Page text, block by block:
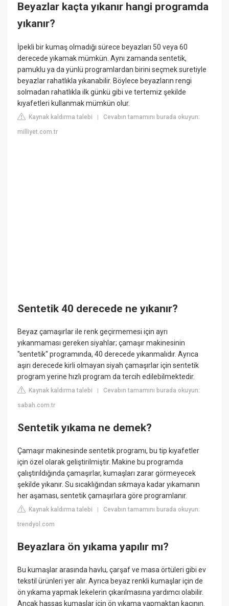
Beyazlar kaçta yıkanır hangi programda
yıkanır?
İpekli bir kumaş olmadığı sürece beyazları 50 veya 60
derecede yıkamak mümkün. Aynı zamanda sentetik,
pamuklu ya da yünlü programlardan birini seçmek suretiyle
beyazlar rahatlıkla yıkanabilir. Böylece beyazların rengi
solmadan rahatlıkla ilk günkü gibi ve tertemiz şekilde
kıyafetleri kullanmak mümkün olur.
Kaynak kaldırma talebi |Cevabın tamamını burada okuyun:
milliyet.com.tr
Sentetik 40 derecede ne yıkanır?
Beyaz çamaşırlar ile renk geçirmemesi için ayrı
yıkanmaması gereken siyahlar; çamaşır makinesinin
''sentetik'' programında, 40 derecede yıkanmalıdır. Ayrıca
aşırı derecede kirli olmayan siyah çamaşırlar için sentetik
program yerine hızlı program da tercih edilebilmektedir.
Kaynak kaldırma talebi |Cevabın tamamını burada okuyun:
sabah.com.tr
Sentetik yıkama ne demek?
Çamaşır makinesinde sentetik programı, bu tip kıyafetler
için özel olarak geliştirilmiştir. Makine bu programda
çalıştırıldığında çamaşırlar, kumaşları zarar görmeyecek
şekilde yıkanır. Su sıcaklığından sıkmaya kadar yıkamanın
her aşaması, sentetik çamaşırlara göre programlanır.
Kaynak kaldırma talebi |Cevabın tamamını burada okuyun:
trendyol.com
Beyazlara ön yıkama yapılır mı?
Bu kumaşlar arasında havlu, çarşaf ve masa örtüleri gibi ev
tekstil ürünleri yer alır. Ayrıca beyaz renkli kumaşlar için de
ön yıkama yapmak lekelerin çıkarılmasına yardımcı olabilir.
Ancak hassas kumaşlar için ön yıkama yapmaktan kaçının.